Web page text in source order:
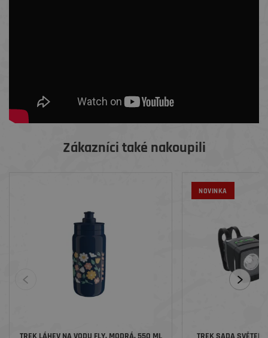
Zákazníci také nakoupili
NOVINKA